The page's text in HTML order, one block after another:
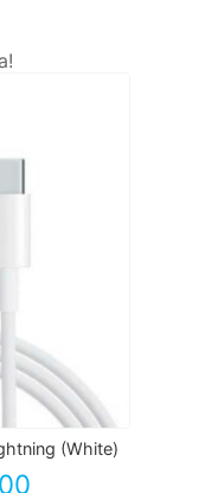
(White)